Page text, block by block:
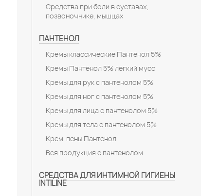
Средства при боли в суставах,
позвоночнике, мышцах
ПАНТЕНОЛ
Кремы классические Пантенол 5%
Кремы Пантенол 5% легкий мусс
Кремы для рук с пантенолом 5%
Кремы для ног с пантенолом 5%
Кремы для лица с пантенолом 5%
Кремы для тела с пантенолом 5%
Крем-пены Пантенол
Вся продукция с пантенолом
СРЕДСТВА ДЛЯ ИНТИМНОЙ ГИГИЕНЫ
INTILINE